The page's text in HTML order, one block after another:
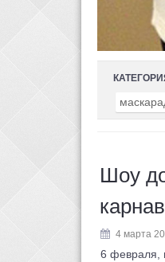
Шоу
4 марта
6 февраля,